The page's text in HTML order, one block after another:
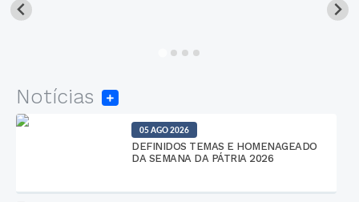
Notícias
05 AGO 2026
DEFINIDOS TEMAS E HOMENAGEADO
DA SEMANA DA PÁTRIA 2026